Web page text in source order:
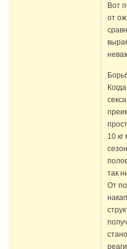
Вот
от
10
так
От